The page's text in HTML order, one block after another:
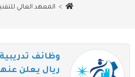
> المعهد العالي
ريال يعلن